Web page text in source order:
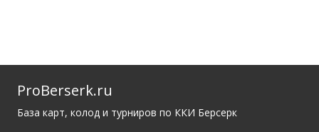
ProBerserk.ru
База карт, колод и турниров по ККИ Берсерк